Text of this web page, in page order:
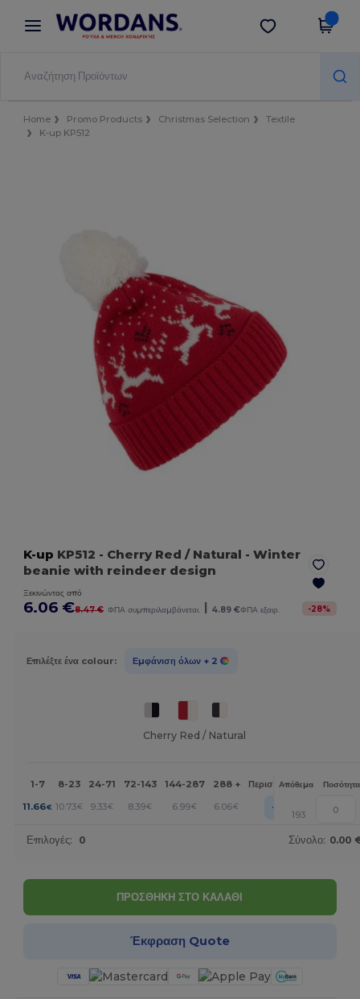
× Εφαρμογή Wordans
Καλύτερες τιμές στην εφαρμογή!
Λήψη app
Home Promo Products Christmas Selection
Textile
K-up KP512
K-up KP512 - Cherry Red / Natural - Winter
beanie with reindeer design
Ξεκινώντας από
6.06 €8.47 € ΦΠΑ συμπεριλαμβάνεται. | 4.89 €ΦΠΑ εξαιρ. -28%
Επιλέξτε ένα colour: Εμφάνιση όλων + 2
Cherry Red / Natural
1-7 8-23 24-71 72-143 144-287 288 + Περισσότερα
Απόθεμα Ποσότητα
11.66€ 10.73€ 9.33€ 8.39€ 6.99€ 6.06€ + 193
Επιλογές: 0 Σύνολο: 0.00
ΠΡΟΣΘΗΚΗ ΣΤΟ ΚΑΛΑΘΙ
Έκφραση Quote